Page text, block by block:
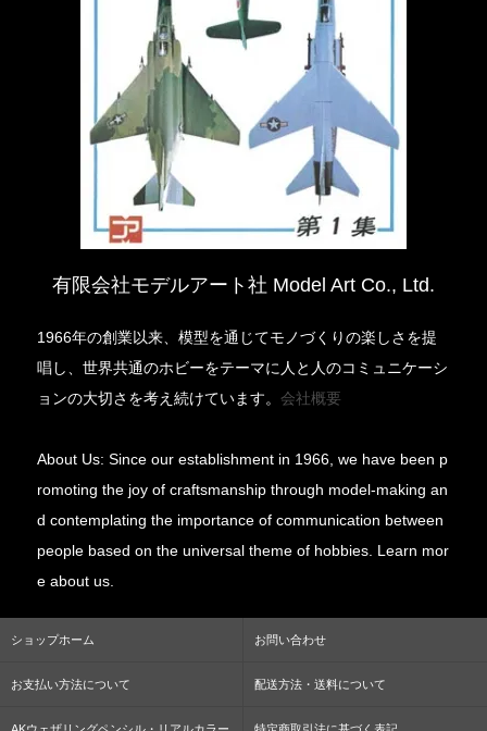
有限会社モデルアート社 Model Art Co., Ltd.
1966年の創業以来、模型を通じてモノづくりの楽しさを提
唱し、世界共通のホビーをテーマに人と人のコミュニケーシ
ョンの大切さを考え続けています。会社概要
About Us: Since our establishment in 1966, we have been p
romoting the joy of craftsmanship through model-making an
d contemplating the importance of communication between
people based on the universal theme of hobbies. Learn mor
e about us.
ショップホーム お問い合わせ
お支払い方法について 配送方法・送料について